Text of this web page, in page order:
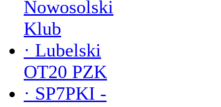
Nowosolski
Klub
· Lubelski
OT20 PZK
· SP7PKI -